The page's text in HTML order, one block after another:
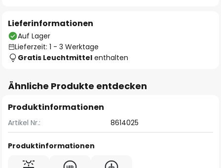
Lieferinformationen
Auf Lager
Lieferzeit: 1 - 3 Werktage
Gratis Leuchtmittel enthalten
Ähnliche Produkte entdecken
Produktinformationen
Artikel Nr.: 8614025
Produktinformationen